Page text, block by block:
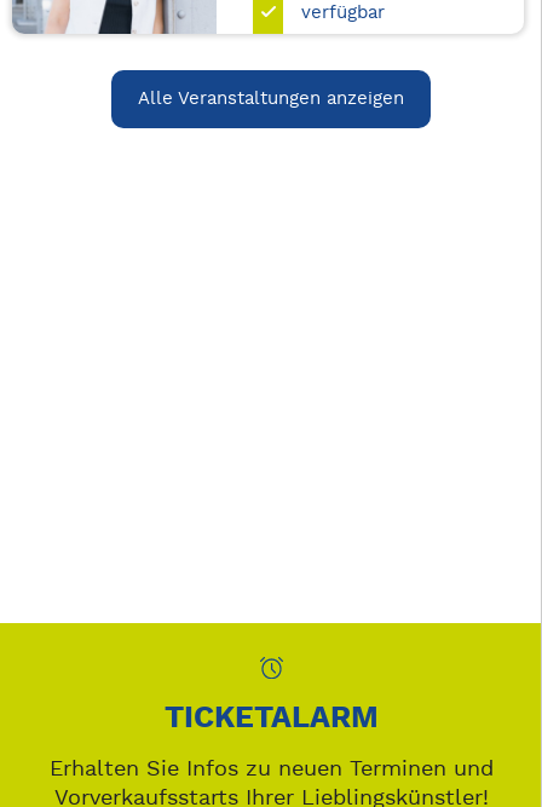
verfügbar
Alle Veranstaltungen anzeigen
TICKETALARM
Erhalten Sie Infos zu neuen Terminen und
Vorverkaufsstarts Ihrer Lieblingskünstler!